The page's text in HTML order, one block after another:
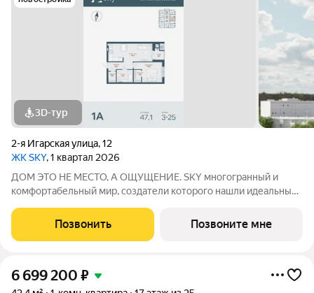
3D-тур
2-я Игарская улица,12
ЖК SKY, 1 квартал 2026
ДОМ ЭТО НЕ МЕСТО, А ОЩУЩЕНИЕ. SKY многогранный и
комфортабельный мир, создатели которого нашли идеальный
комфортом современных инженерных систем и уютом
тщательно продуманной инфраструктуры.
Позвонить Позвоните мне
6 699 200 ₽